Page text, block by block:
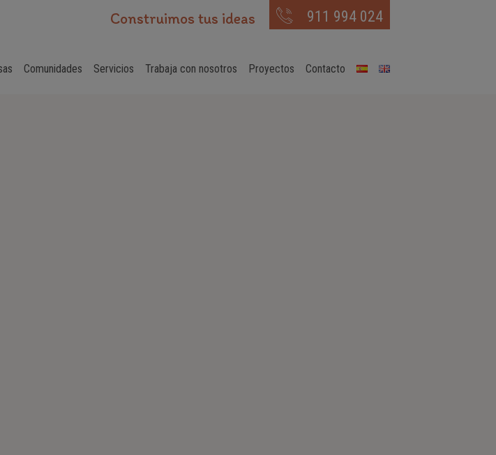
Construimos tus ideas 911 994 024
Comunidades Servicios Trabaja con nosotros Proyectos Contacto